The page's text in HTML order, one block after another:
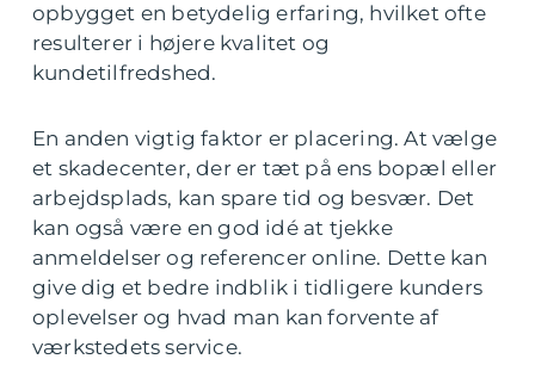
opbygget en betydelig erfaring, hvilket ofte
resulterer i højere kvalitet og
kundetilfredshed.
En anden vigtig faktor er placering. At vælge
et skadecenter, der er tæt på ens bopæl eller
arbejdsplads, kan spare tid og besvær. Det
kan også være en god idé at tjekke
anmeldelser og referencer online. Dette kan
give dig et bedre indblik i tidligere kunders
oplevelser og hvad man kan forvente af
værkstedets service.